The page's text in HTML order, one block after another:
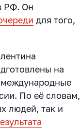
РФ. Он
для того,
на
По её словам,
людей, так и